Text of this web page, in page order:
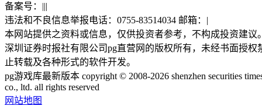
备案号： |||
违法和不良信息举报电话：0755-83514034 邮箱： |
本网站提供之资料或信息，仅供投资者参考，不构成投资建议
深圳证券时报社有限公司pg直营网的版权所有，未经书面授权
止转载及各种形式的软件开发。
pg游戏库最新版本 copyright © 2008-2026 shenzhen securities
co., ltd. all rights reserved
网站地图